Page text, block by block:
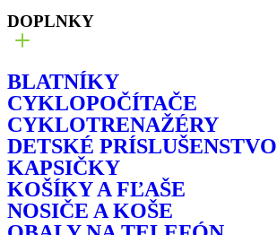
DOPLNKY
BLATNÍKY
CYKLOPOČÍTAČE
CYKLOTRENAŽÉRY
DETSKÉ PRÍSLUŠENSTVO
KAPSIČKY
KOŠÍKY A FĽAŠE
NOSIČE A KOŠE